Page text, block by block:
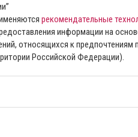
рекомендательные
информации на
относящихся к предпочтениям
Российской Федерации).